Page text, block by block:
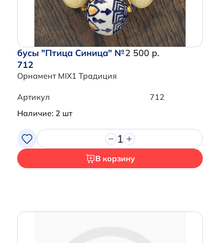
бусы "Птица Синица" №
712
Орнамент MIX1 Традиция
2 500 р.
Артикул
712
Наличие: 2 шт
1
В корзину